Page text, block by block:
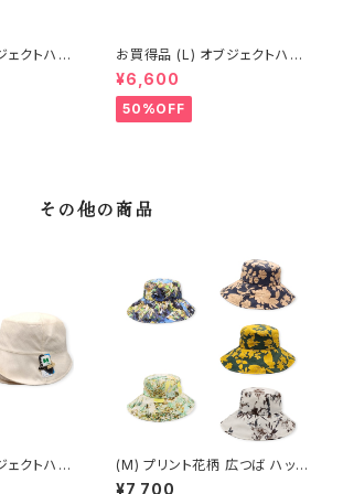
お買得品 (L) オブジェクトハット
(春夏) 18-14502
¥6,600
50%OFF
その他の商品
(M) プリント花柄 広つば ハット
(春夏) ON-11501
¥7,700